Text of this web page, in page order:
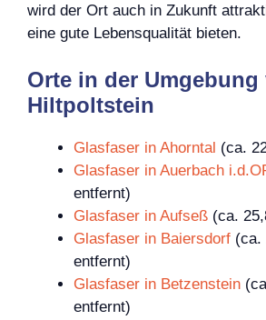
wird der Ort auch in Zukunft
eine gute Lebensqualität bieten.
Orte in der Umgebung
Hiltpoltstein
Glasfaser in Ahorntal (ca.
Glasfaser in Auerbach
entfernt)
Glasfaser in Aufseß (ca.
Glasfaser in Baiersdorf (ca.
entfernt)
Glasfaser in Betzenstein
entfernt)